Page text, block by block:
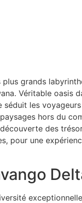
plus grands
Véritable oasis
séduit les
hors du
des
pour une